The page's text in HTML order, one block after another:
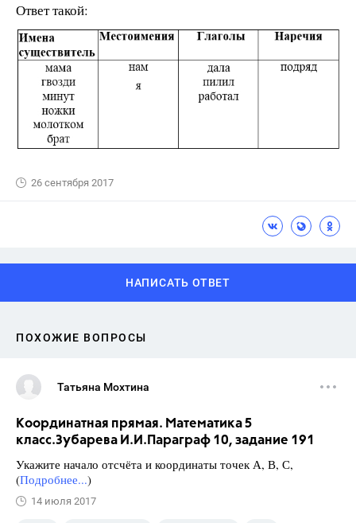
Ответ такой:
26 сентября 2017
НАПИСАТЬ ОТВЕТ
ПОХОЖИЕ ВОПРОСЫ
Татьяна Мохтина
Координатная прямая. Математика 5
класс.Зубарева И.И.Параграф 10, задание 191
Укажите начало отсчёта и координаты точек А, В, С,
(Подробнее...)
14 июля 2017